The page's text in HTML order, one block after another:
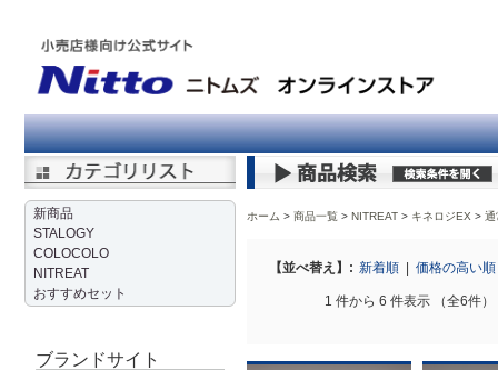
新商品
STALOGY
COLOCOLO
NITREAT
おすすめセット
ブランドサイト
ホーム 商品一覧 NITREAT > キネロジEX > 通
【並べ替え】: 新着順 価格の高い順
1 件から 6 件表示 （全6件）